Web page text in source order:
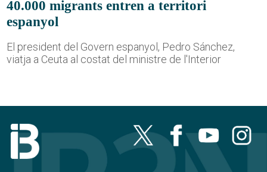
40.000 migrants entren a territori
espanyol
El president del Govern espanyol, Pedro Sánchez,
viatja a Ceuta al costat del ministre de l'Interior